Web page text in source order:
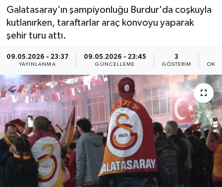
Galatasaray'ın şampiyonluğu Burdur'da coşkuyla
kutlanırken, taraftarlar araç konvoyu yaparak
şehir turu attı.
09.05.2026 - 23:37
YAYINLANMA
09.05.2026 - 23:45
GÜNCELLEME
3
GÖSTERIM